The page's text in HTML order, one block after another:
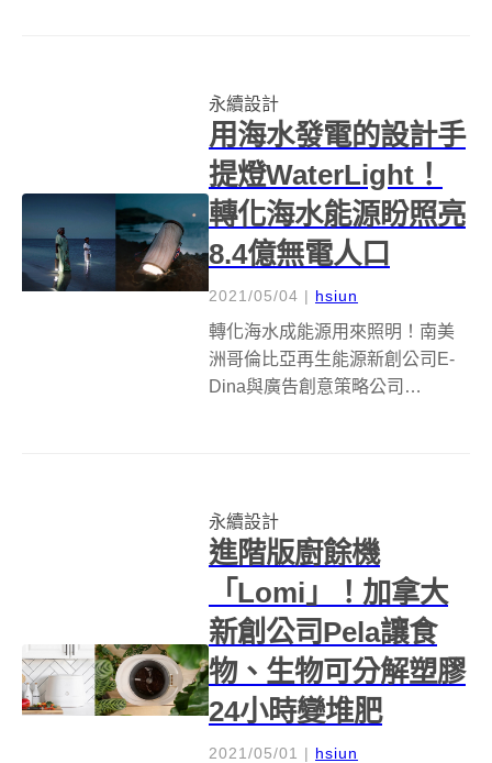
永續設計
用海水發電的設計手
提燈WaterLight！
轉化海水能源盼照亮
8.4億無電人口
2021/05/04 | hsiun
轉化海水成能源用來照明！南美
洲哥倫比亞再生能源新創公司E-
Dina與廣告創意策略公司
的全新照明選擇...
永續設計
進階版廚餘機
「Lomi」！加拿大
新創公司Pela讓食
物、生物可分解塑膠
24小時變堆肥
2021/05/01 | hsiun